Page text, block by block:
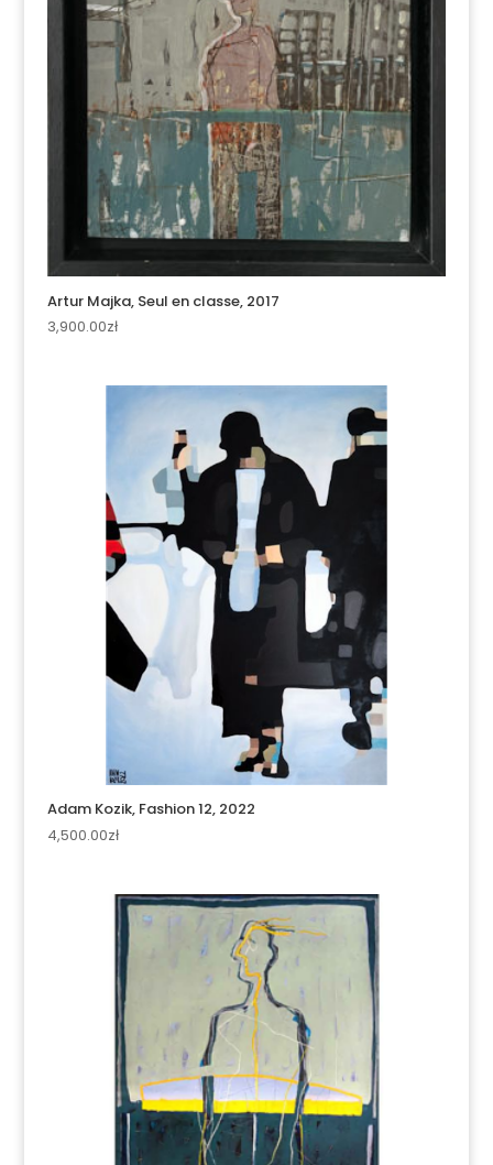
Artur Majka, Seul en classe, 2017
3,900.00zł
Adam Kozik, Fashion 12, 2022
4,500.00zł